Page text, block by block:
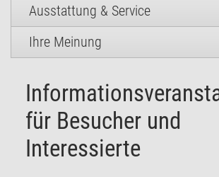
Ausstattung & Service
Ihre Meinung
für Besucher und
Interessierte